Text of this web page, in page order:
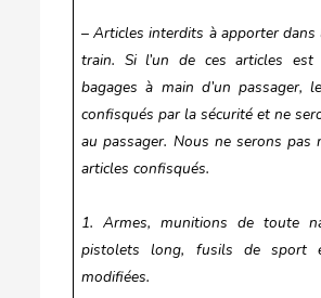
– Articles interdits à apporter dans
train. Si l’un de ces articles
bagages à main d’un passager,
confisqués par la sécurité et ne
au passager. Nous ne serons pas
articles confisqués.
1. Armes, munitions de toute
pistolets long, fusils de sport
modifiées.